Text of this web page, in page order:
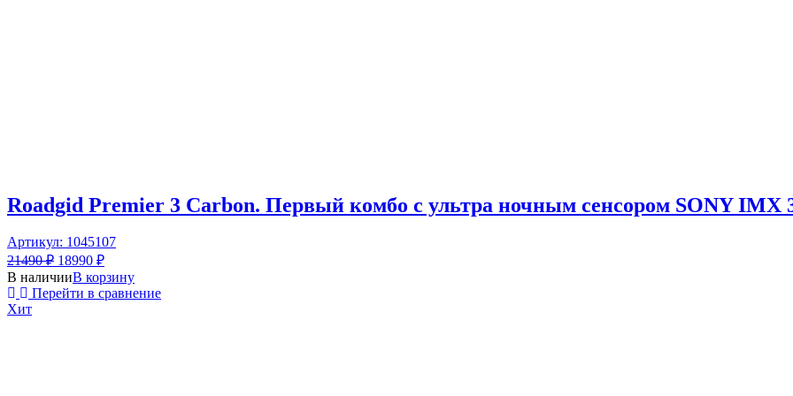
Roadgid Premier 3 Carbon. Первый комбо с ультра ночным сенсором SONY IMX
Артикул: 1045107
21490₽ 18990 ₽
В наличииВ корзину
Перейти в сравнение
Хит